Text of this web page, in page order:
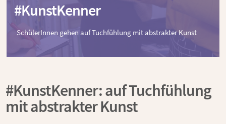
#KunstKenner
SchülerInnen gehen auf Tuchfühlung mit abstrakter Kunst
#KunstKenner
SchülerInnen gehen auf Tuchfühlung mit abstrakter Kunst
#KunstKenner
SchülerInnen gehen auf Tuchfühlung mit abstrakter Kunst
#KunstKenner: auf Tuchfühlung
mit abstrakter Kunst